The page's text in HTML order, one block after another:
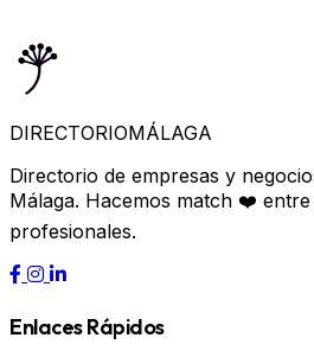
DIRECTORIOMÁLAGA
Directorio de empresas y
Málaga. Hacemos match ❤️
profesionales.
Enlaces Rápidos